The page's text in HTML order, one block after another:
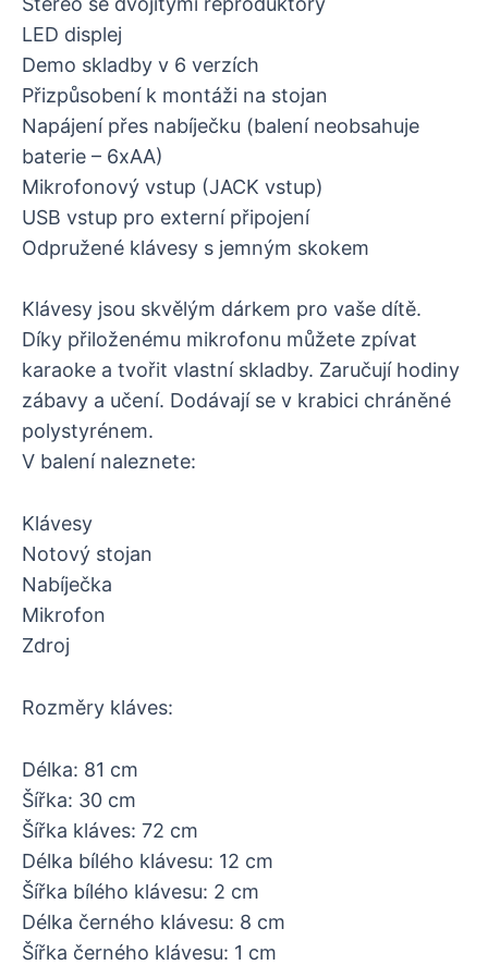
LED displej
Demo skladby v 6 verzích
Přizpůsobení k montáži na stojan
Napájení přes nabíječku (balení neobsahuje
baterie – 6xAA)
Mikrofonový vstup (JACK vstup)
USB vstup pro externí připojení
Odpružené klávesy s jemným skokem
Klávesy jsou skvělým dárkem pro vaše dítě.
Díky přiloženému mikrofonu můžete zpívat
karaoke a tvořit vlastní skladby. Zaručují hodiny
zábavy a učení. Dodávají se v krabici chráněné
polystyrénem.
V balení naleznete:
Klávesy
Notový stojan
Nabíječka
Mikrofon
Zdroj
Rozměry kláves:
Délka: 81 cm
Šířka: 30 cm
Šířka kláves: 72 cm
Délka bílého klávesu: 12 cm
Šířka bílého klávesu: 2 cm
Délka černého klávesu: 8 cm
Šířka černého klávesu: 1 cm